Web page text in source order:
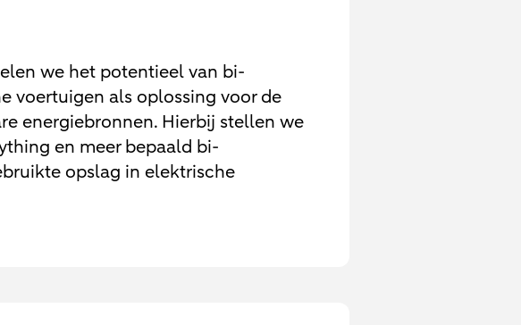
we het potentieel van bi-
voertuigen als oplossing voor de
energiebronnen. Hierbij stellen we
en meer bepaald bi-
opslag in elektrische